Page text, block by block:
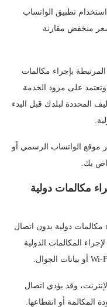
تطبيق الواتساب
منخفض مقارنة
بإجراء مكالمات
على مزود الخدمة
المحددة لبلدك قبل البدء
موقع الواتساب الرسمي أو
بك.
مكالمات دولية
مكالمات دولية بدون اتصال
المكالمات الدولية
وقد يؤدي اتصال
المكالمة أو انقطاعها.